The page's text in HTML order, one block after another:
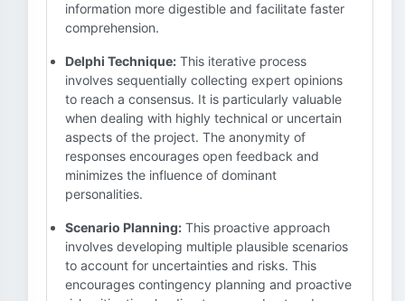
information more digestible and facilitate faster
comprehension.
Delphi Technique: This iterative process
involves sequentially collecting expert opinions
to reach a consensus. It is particularly valuable
when dealing with highly technical or uncertain
aspects of the project. The anonymity of
responses encourages open feedback and
minimizes the influence of dominant
personalities.
Scenario Planning: This proactive approach
involves developing multiple plausible scenarios
to account for uncertainties and risks. This
encourages contingency planning and proactive